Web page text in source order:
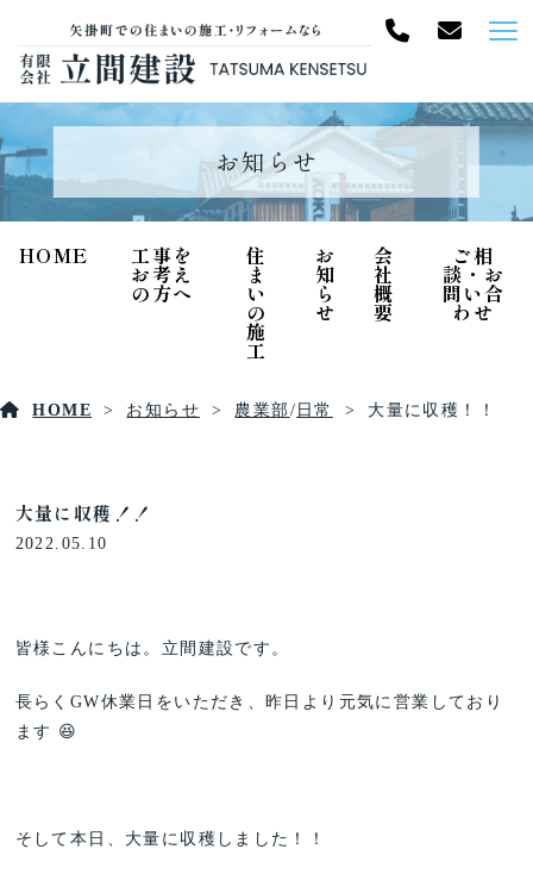
お知らせ
HOME 工事を
お考え
の方へ
住
ま
い
の
施
工
お
知
ら
せ
会
社
概
要
ご相
談・お
問い合
わせ
HOME お知らせ 農業部/ 日常 大量に収穫！！
大量に収穫！！
2022.05.10
皆様こんにちは。立間建設です。
長らくGW休業日をいただき、昨日より元気に営業しており
ます 😆
そして本日、大量に収穫しました！！